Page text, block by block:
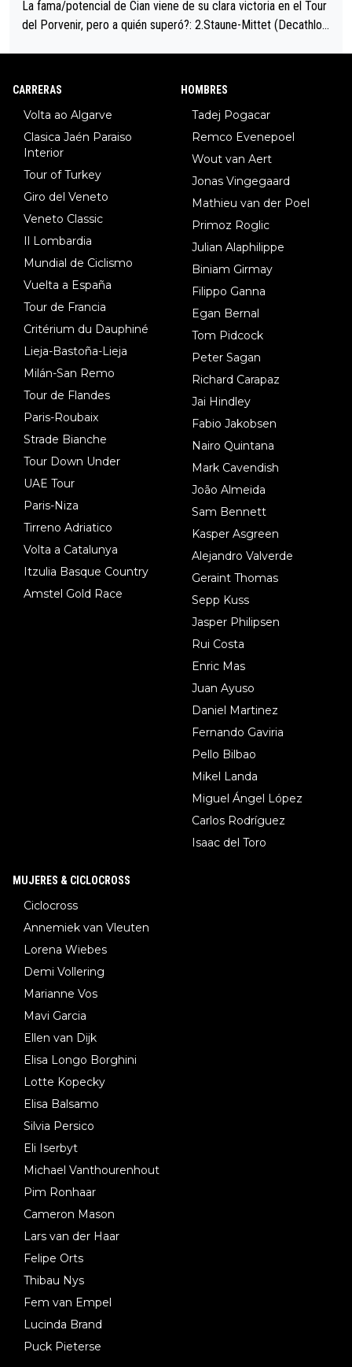
La fama/potencial de Cian viene de su clara victoria en el Tour
del Porvenir, pero a quién superó?: 2.Staune-Mittet (Decathlon,
CARRERAS
Volta ao Algarve
Clasica Jaén Paraiso
Interior
Tour of Turkey
Giro del Veneto
Veneto Classic
Il Lombardia
Mundial de Ciclismo
Vuelta a España
Tour de Francia
Critérium du Dauphiné
Lieja-Bastoña-Lieja
Milán-San Remo
Tour de Flandes
Paris-Roubaix
Strade Bianche
Tour Down Under
UAE Tour
Paris-Niza
Tirreno Adriatico
Volta a Catalunya
Itzulia Basque Country
Amstel Gold Race
HOMBRES
Tadej Pogacar
Remco Evenepoel
Wout van Aert
Jonas Vingegaard
Mathieu van der Poel
Primoz Roglic
Julian Alaphilippe
Biniam Girmay
Filippo Ganna
Egan Bernal
Tom Pidcock
Peter Sagan
Richard Carapaz
Jai Hindley
Fabio Jakobsen
Nairo Quintana
Mark Cavendish
João Almeida
Sam Bennett
Kasper Asgreen
Alejandro Valverde
Geraint Thomas
Sepp Kuss
Jasper Philipsen
Rui Costa
Enric Mas
Juan Ayuso
Daniel Martinez
Fernando Gaviria
Pello Bilbao
Mikel Landa
Miguel Ángel López
Carlos Rodríguez
Isaac del Toro
MUJERES & CICLOCROSS
Ciclocross
Annemiek van Vleuten
Lorena Wiebes
Demi Vollering
Marianne Vos
Mavi Garcia
Ellen van Dijk
Elisa Longo Borghini
Lotte Kopecky
Elisa Balsamo
Silvia Persico
Eli Iserbyt
Michael Vanthourenhout
Pim Ronhaar
Cameron Mason
Lars van der Haar
Felipe Orts
Thibau Nys
Fem van Empel
Lucinda Brand
Puck Pieterse